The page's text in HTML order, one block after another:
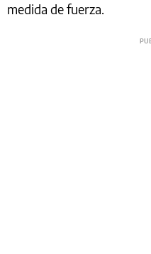
medida de fuerza.